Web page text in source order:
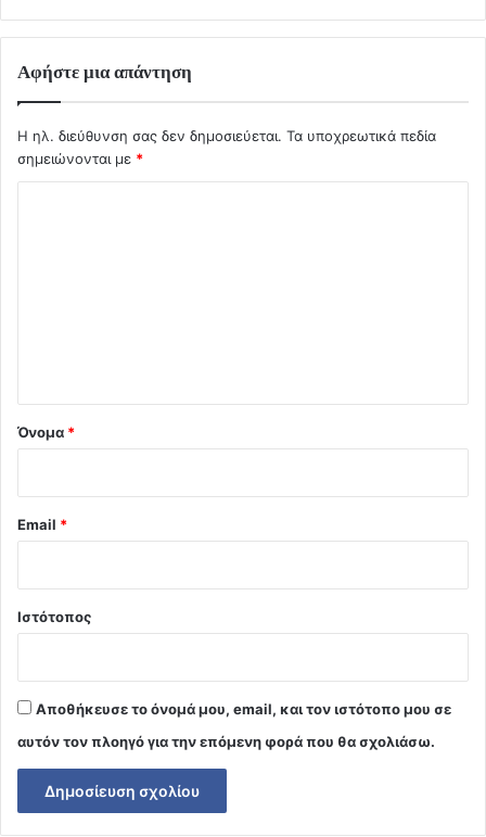
Αφήστε μια απάντηση
Η ηλ. διεύθυνση σας δεν δημοσιεύεται. Τα υποχρεωτικά πεδία
σημειώνονται με *
Όνομα *
Email *
Ιστότοπος
Αποθήκευσε το όνομά μου, email, και τον ιστότοπο μου σε
αυτόν τον πλοηγό για την επόμενη φορά που θα σχολιάσω.